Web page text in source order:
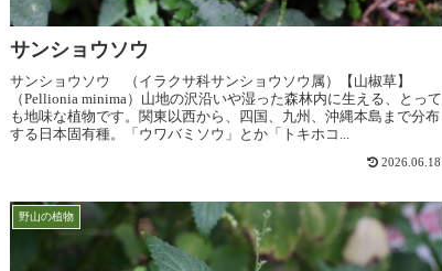
サンショウソウ
サンショウソウ （イラクサ科サンショウソウ属）【山椒草】
（Pellionia minima）山地の沢沿いや湿った森林内に生える、とって
も地味な植物です。関東以西から、四国、九州、沖縄本島まで分布
する日本固有種。「ウワバミソウ」とか「トキホコ...
2026.06.18
野山の植物